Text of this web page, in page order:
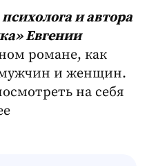
и автора
Евгении
романе, как
мужчин и женщин.
на себя